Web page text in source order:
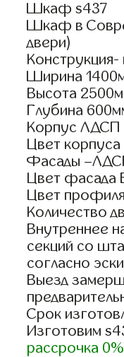
Шкаф s437
Шкаф в
двери)
Ширина
Высота
Глубина
Корпус ЛДСП
Цвет корпуса
Фасады
Цвет фасада
Цвет
Количество
Внутреннее
секций со
согласно
Выезд
Срок
Изготовим
рассрочка